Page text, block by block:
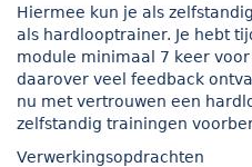
Hiermee kun je als
als hardlooptrainer. Je hebt
module minimaal 7 keer
daarover veel feedback
nu met vertrouwen een
zelfstandig trainingen
Verwerkingsopdrachten